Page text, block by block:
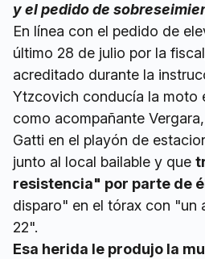
y el pedido de
En línea con el pedido de
último 28 de julio por la
acreditado durante la
Ytzcovich conducía la moto
como acompañante
Gatti en el playón de
junto al local bailable y que
resistencia" por parte de
disparo" en el tórax con "un
22".
Esa herida le produjo la